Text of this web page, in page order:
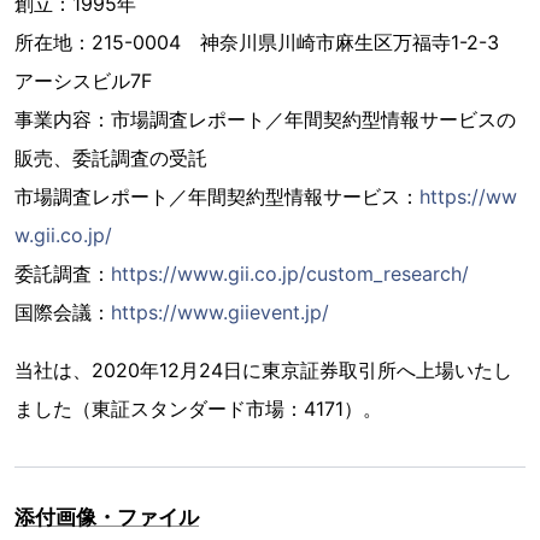
所在地：215-0004 神奈川県川崎市麻生区万福寺1-2-3
アーシスビル7F
事業内容：市場調査レポート／年間契約型情報サービスの
販売、委託調査の受託
市場調査レポート／年間契約型情報サービス： https://ww
w.gii.co.jp/
委託調査： https://www.gii.co.jp/custom_research/
国際会議： https://www.giievent.jp/
当社は、2020年12月24日に東京証券取引所へ上場いたし
ました（東証スタンダード市場：4171）。
添付画像・ファイル